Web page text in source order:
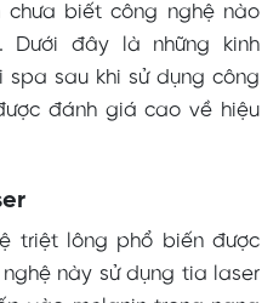
biết công nghệ nào
Dưới đây là những kinh
sau khi sử dụng công
đánh giá cao về hiệu
triệt lông phổ biến được
này sử dụng tia laser